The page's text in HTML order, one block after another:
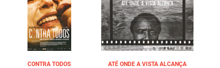
CONTRA TODOS
ATÉ ONDE A VISTA ALCANÇA